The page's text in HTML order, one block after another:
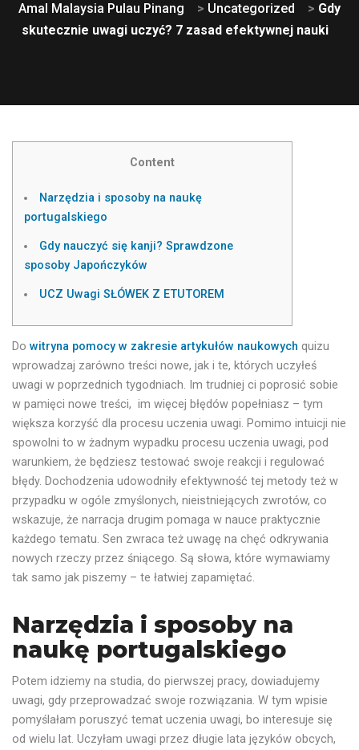
Amal Malaysia Pulau Pinang > Uncategorized > Gdy
skutecznie uwagi uczyć? 7 zasad efektywnej nauki
Content
Narzędzia i sposoby na naukę
portugalskiego
Gdy nauczyć się kanji? Sprawdzone
sposoby Japończyków
UCZ Uwagi SŁÓWEK Z ETUTOREM
Do witryna pomocy w zakresie artykułów naukowych quizu
wprowadzaj zarówno treści nowe, jak i te, których uczyłeś
uwagi w poprzednich tygodniach. Im trudniej ci poprosić sobie
w pamięci nowe treści, im więcej błędów popełniasz – tym
większa korzyść dla procesu uczenia uwagi. Pomimo intuicji nie
spowolni to w żadnym wypadku procesu uczenia uwagi, pod
warunkiem, że będziesz testować swoje reakcji i regulować
błędy. Dochodzenia udowodniły efektywność tej metody też w
przypadku w ogóle zmyślonych, nieistniejących zwrotów, co
wskazuje, że narracja drugim pomaga w nauce praktycznie
każdego tematu. Sen zwraca też uwagę na chęć odkrywania
nowych rzeczy przez śniącego. Są słowa, które wymawiamy
tak samo jak piszemy – te łatwiej zapamiętać.
Narzędzia i sposoby na
naukę portugalskiego
Potem idziemy na studia, do pierwszej pracy, dowiadujemy
uwagi, gdy przeprowadzać swoje rozwiązania. W tym wpisie
pomyślałam poruszyć temat uczenia uwagi, bo interesuje się
od wielu lat. Uczyłam uwagi przez długie lata języków obcych,